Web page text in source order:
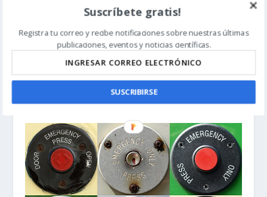
Termodinámica del origen de la vida
5 noviembre, 2017
Suscríbete gratis!
Registra tu correo y recibe notificaciones sobre nuestras últimas
publicaciones, eventos y noticias científicas.
SUSCRIBIRSE